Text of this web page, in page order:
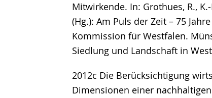
Mitwirkende. In: Grothues, R.,
(Hg.): Am Puls der Zeit – 75
Kommission für Westfalen.
Siedlung und Landschaft in
2012c Die Berücksichtigung
Dimensionen einer